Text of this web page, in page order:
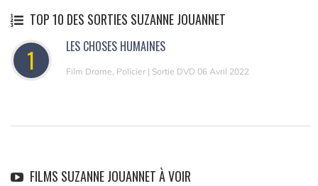
TOP 10 DES SORTIES SUZANNE JOUANNET
1 LES CHOSES HUMAINES
Film Drame, Policier | Sortie DVD 06 Avril 2022
FILMS SUZANNE JOUANNET À VOIR